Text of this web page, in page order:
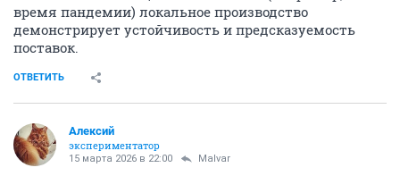
время пандемии) локальное производство
демонстрирует устойчивость и предсказуемость
поставок.
ОТВЕТИТЬ
Алексий
экспериментатор
15 марта 2026 в 22:00 Malvar